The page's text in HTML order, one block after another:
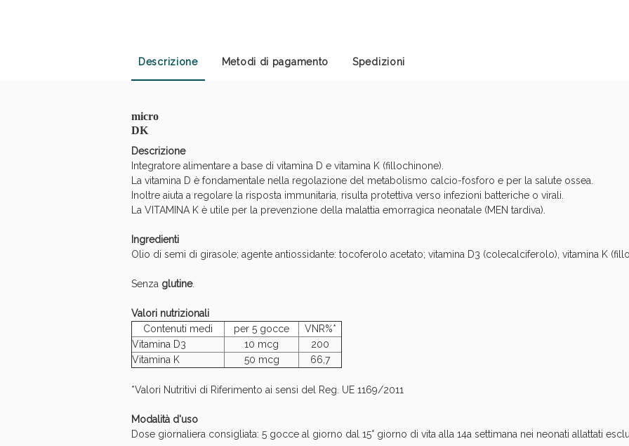
Descrizione Metodi di pagamento Spedizioni
micro
DK
Descrizione
Integratore alimentare a base di vitamina D e vitamina K (fillochinone).
La vitamina D è fondamentale nella regolazione del metabolismo calcio-fosforo e per la salute ossea.
Inoltre aiuta a regolare la risposta immunitaria, risulta protettiva verso infezioni batteriche o virali.
La VITAMINA K è utile per la prevenzione della malattia emorragica neonatale (MEN tardiva).
Ingredienti
Olio di semi di girasole; agente antiossidante: tocoferolo acetato; vitamina D3 (colecalciferolo), vitamina K
Senza glutine.
Valori nutrizionali
Contenuti medi
per 5 gocce
VNR%*
Vitamina D3
10 mcg
200
Vitamina K
50 mcg 66,7
*Valori Nutritivi di Riferimento ai sensi del Reg. UE 1169/2011
Modalità d'uso
Dose giornaliera consigliata: 5 gocce al giorno dal 15° giorno di vita alla 14a settimana nei neonati allattati